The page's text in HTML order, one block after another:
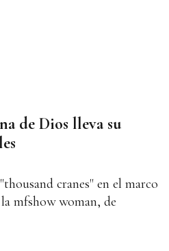
de Dios lleva su
cranes" en el marco
mfshow woman, de